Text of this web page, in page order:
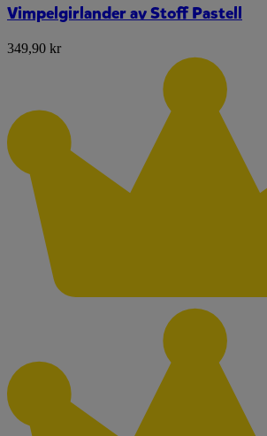
Vimpelgirlander av Stoff Pastell
349,90 kr